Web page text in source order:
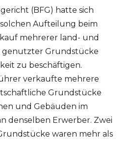
(BFG) hatte sich
Aufteilung beim
mehrerer land- und
genutzter Grundstücke
zu beschäftigen.
verkaufte mehrere
Grundstücke
und Gebäuden im
denselben Erwerber. Zwei
waren mehr als